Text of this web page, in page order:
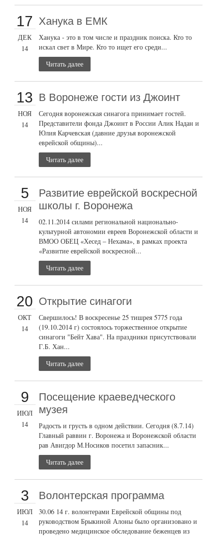
17
ДЕК
14
Ханука в ЕМК
Ханука - это в том числе и праздник поиска. Кто то
искал свет в Мире. Кто то ищет его среди...
Читать далее
13
НОЯ
14
В Воронеже гости из Джоинт
Сегодня воронежская синагога принимает гостей.
Представители фонда Джоинт в России Алик Надан и
Юлия Карчевская (давние друзья воронежской
еврейской общины)...
Читать далее
5
НОЯ
14
Развитие еврейской воскресной
школы г. Воронежа
02.11.2014 силами региональной национально-
культурной автономии евреев Воронежской области и
ВМОО ОБЕЦ «Хесед – Нехама», в рамках проекта
«Развитие еврейской воскресной...
Читать далее
20
ОКТ
14
Открытие синагоги
Свершилось! В воскресенье 25 тишрея 5775 года
(19.10.2014 г) состоялось торжественное открытие
синагоги "Бейт Хава". На праздники присутствовали
Г.Б. Хан...
Читать далее
9
ИЮЛ
14
Посещение краеведческого
музея
Радость и грусть в одном действии. Сегодня (8.7.14)
Главный раввин г. Воронежа и Воронежской области
рав Авигдор М.Носиков посетил запасник...
Читать далее
3
ИЮЛ
14
Волонтерская программа
30.06 14 г. волонтерами Еврейской общины под
руководством Брыкиной Алоны было организовано и
проведено медицинское обследование беженцев из